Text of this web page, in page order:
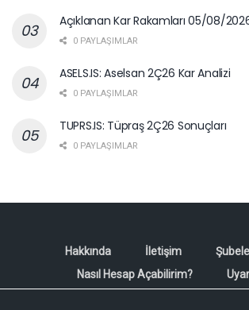
Açıklanan Kar Rakamları 05/08/
0 PAYLAŞIMLAR
ASELS.IS: Aselsan 2Ç26 Kar Analizi
0 PAYLAŞIMLAR
TUPRS.IS: Tüpraş 2Ç26 Sonuçları
0 PAYLAŞIMLAR
Hakkında İletişim
Nasıl Hesap Açabilirim?